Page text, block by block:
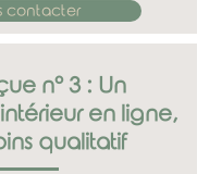
contacter
n° 3 : Un
en ligne,
qualitatif